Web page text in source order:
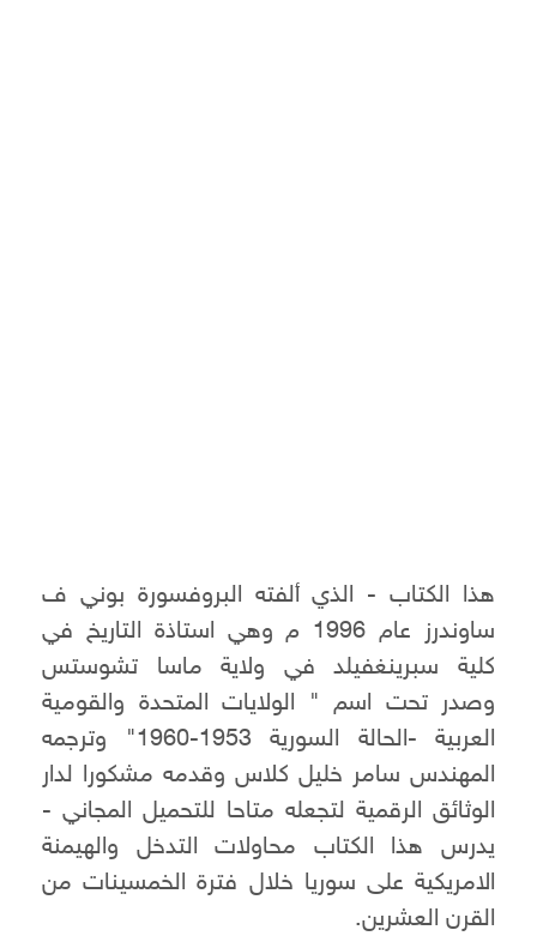
هذا الكتاب - الذي ألفته البروفسورة بوني ف
ساوندرز عام 1996 م وهي استاذة التاريخ في
كلية سبرينغفيلد في ولاية ماسا تشوستس
وصدر تحت اسم " الولايات المتحدة والقومية
العربية -الحالة السورية 1953-1960" وترجمه
المهندس سامر خليل كلاس وقدمه مشكورا لدار
الوثائق الرقمية لتجعله متاحا للتحميل المجاني -
يدرس هذا الكتاب محاولات التدخل والهيمنة
الامريكية على سوريا خلال فترة الخمسينات من
القرن العشرين.